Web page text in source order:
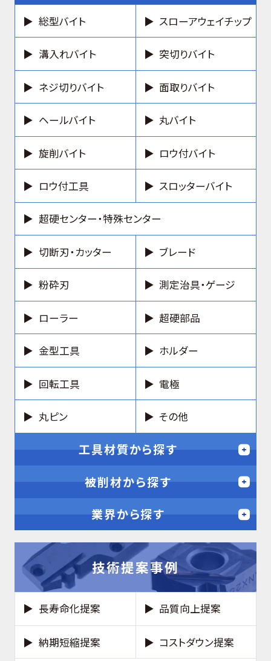
総型バイト スローアウェイチップ
溝入れバイト 突切りバイト
ネジ切りバイト 面取りバイト
ヘールバイト 丸バイト
旋削バイト ロウ付バイト
ロウ付工具 スロッターバイト
超硬センター・特殊センター
切断刃・カッター ブレード
粉砕刃 測定治具・ゲージ
ローラー 超硬部品
金型工具 ホルダー
回転工具 電極
丸ピン その他
工具材質から探す
被削材から探す
業界から探す
技術提案事例
長寿命化提案 品質向上提案
納期短縮提案 コストダウン提案